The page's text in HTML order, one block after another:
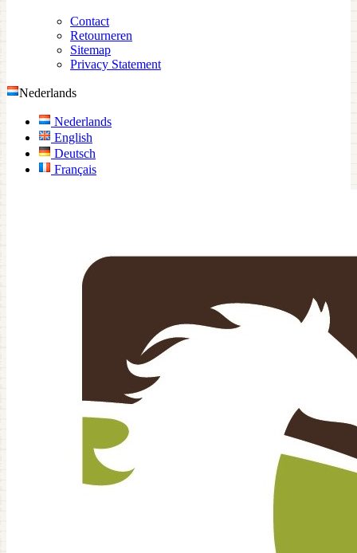
Contact
Retourneren
Sitemap
Privacy Statement
Nederlands
Nederlands
English
Deutsch
Français